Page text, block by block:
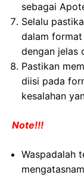
sebagai
Selalu
dalam
dengan jelas
Pastikan
diisi pada
kesalahan
Note!!!
Waspadalah